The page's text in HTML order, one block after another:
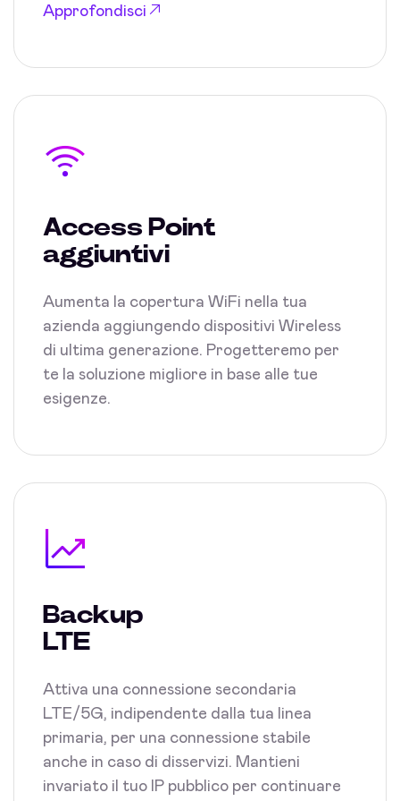
Approfondisci
Access Point
aggiuntivi
Aumenta la copertura WiFi nella tua
azienda aggiungendo dispositivi Wireless
di ultima generazione. Progetteremo per
te la soluzione migliore in base alle tue
esigenze.
Backup
LTE
Attiva una connessione secondaria
LTE/5G, indipendente dalla tua linea
primaria, per una connessione stabile
anche in caso di disservizi. Mantieni
invariato il tuo IP pubblico per continuare